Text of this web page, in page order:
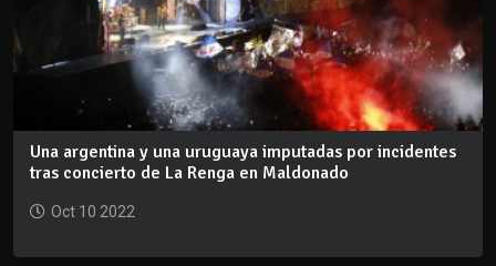
Una argentina y una uruguaya imputadas por incidentes
tras concierto de La Renga en Maldonado
Oct 10 2022